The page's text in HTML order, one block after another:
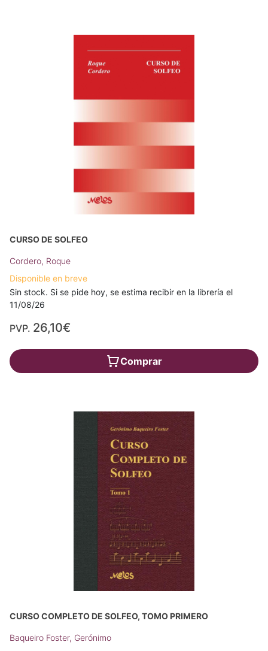
CURSO DE SOLFEO
Cordero, Roque
Disponible en breve
Sin stock. Si se pide hoy, se estima recibir en la librería el
11/08/26
PVP. 26,10€
Comprar
CURSO COMPLETO DE SOLFEO, TOMO PRIMERO
Baqueiro Foster, Gerónimo